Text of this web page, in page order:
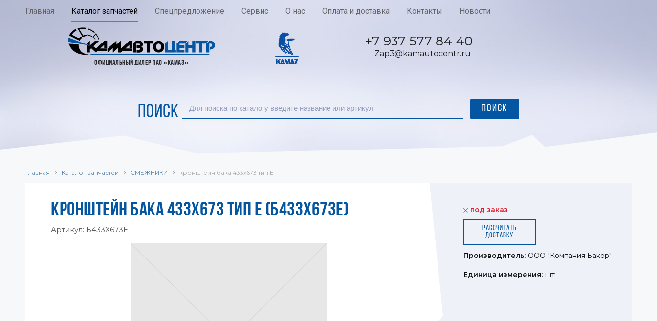
Главная Каталог запчастей Спецпредложение Сервис О нас Оплата и доставка Контакты Новости
ОФИЦИАЛЬНЫЙ ДИЛЕР ПАО «КАМАЗ»
Zap3@kamautocentr.ru
+7 937 577 84 40
ПОИСК
Главная Каталог запчастей СМЕЖНИКИ кронштейн бака 433х673 тип E
КРОНШТЕЙН БАКА 433Х673 ТИП E (Б433Х673E)
Артикул: Б433Х673E
под заказ
Рассчитать
доставку
Производитель: ООО "Компания Бакор"
Единица измерения: шт